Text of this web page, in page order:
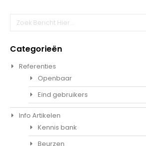
Zoeken
Categorieën
Referenties
Openbaar
Eind gebruikers
Info Artikelen
Kennis bank
Beurzen